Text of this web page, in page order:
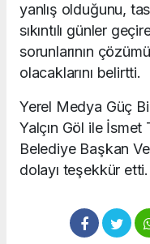
yanlış olduğunu,
sıkıntılı günler
sorunlarının
olacaklarını belirtti.
Yerel Medya Güç
Yalçın Göl ile İsmet
Belediye Başkan
dolayı teşekkür etti.